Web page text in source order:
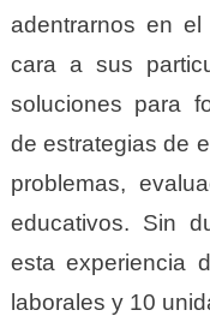
adentrarnos en
cara a sus
soluciones para
de estrategias de
problemas,
educativos. Sin
esta experiencia
laborales y 10